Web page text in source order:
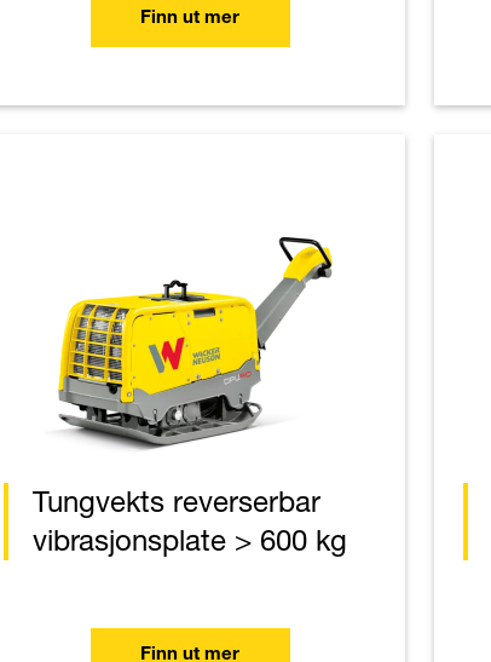
Finn ut mer
Tungvekts reverserbar
vibrasjonsplate > 600 kg
Finn ut mer